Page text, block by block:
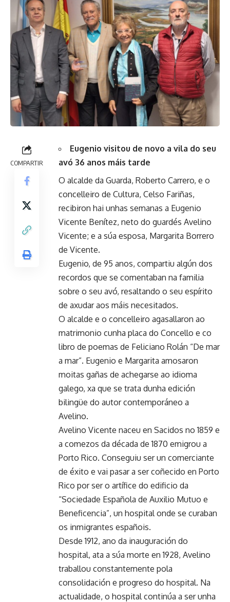
COMPARTIR
Eugenio visitou de novo a vila do seu
avó 36 anos máis tarde
O alcalde da Guarda, Roberto Carrero, e o
concelleiro de Cultura, Celso Fariñas,
recibiron hai unhas semanas a Eugenio
Vicente Benítez, neto do guardés Avelino
Vicente; e a súa esposa, Margarita Borrero
de Vicente.
Eugenio, de 95 anos, compartiu algún dos
recordos que se comentaban na familia
sobre o seu avó, resaltando o seu espírito
de axudar aos máis necesitados.
O alcalde e o concelleiro agasallaron ao
matrimonio cunha placa do Concello e co
libro de poemas de Feliciano Rolán “De mar
a mar”. Eugenio e Margarita amosaron
moitas gañas de achegarse ao idioma
galego, xa que se trata dunha edición
bilingüe do autor contemporáneo a
Avelino.
Avelino Vicente naceu en Sacidos no 1859 e
a comezos da década de 1870 emigrou a
Porto Rico. Conseguiu ser un comerciante
de éxito e vai pasar a ser coñecido en Porto
Rico por ser o artífice do edificio da
“Sociedade Española de Auxilio Mutuo e
Beneficencia”, un hospital onde se curaban
os inmigrantes españois.
Desde 1912, ano da inauguración do
hospital, ata a súa morte en 1928, Avelino
traballou constantemente pola
consolidación e progreso do hospital. Na
actualidade, o hospital continúa a ser unha